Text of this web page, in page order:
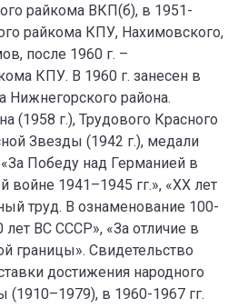
райкома ВКП(б), в 1951-
райкома КПУ, Нахимовского,
после 1960 г. –
КПУ. В 1960 г. занесен в
Нижнегорского района.
(1958 г.), Трудового Красного
Звезды (1942 г.), медали
Победу над Германией в
войне 1941–1945 гг.», «XX лет
труд. В ознаменование 100-
лет ВС СССР», «За отличие в
границы». Свидетельство
достижения народного
(1910–1979), в 1960-1967 гг.